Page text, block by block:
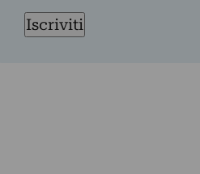
Iscriviti